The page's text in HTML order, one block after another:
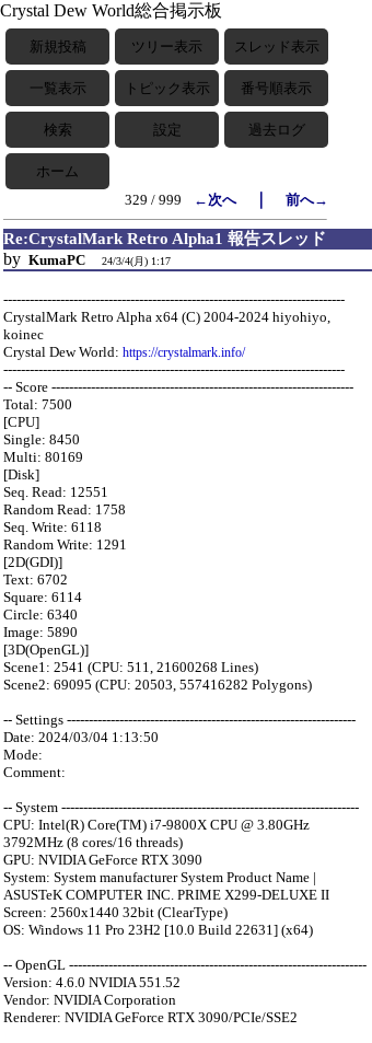
Crystal Dew World総合掲示板
新規投稿 ツリー表示 スレッド表示
一覧表示 トピック表示 番号順表示
検索 設定 過去ログ
ホーム
329 / 999
←次へ｜ 前へ→
Re:CrystalMark Retro Alpha1 報告スレッド
by KumaPC 24/3/4(月) 1:17
------------------------------------------------------------------------------
CrystalMark Retro Alpha x64 (C) 2004-2024 hiyohiyo,
koinec
Crystal Dew World: https://crystalmark.info/
------------------------------------------------------------------------------
-- Score ---------------------------------------------------------------------
Total: 7500
[CPU]
Single: 8450
Multi: 80169
[Disk]
Seq. Read: 12551
Random Read: 1758
Seq. Write: 6118
Random Write: 1291
[2D(GDI)]
Text: 6702
Square: 6114
Circle: 6340
Image: 5890
[3D(OpenGL)]
Scene1: 2541 (CPU: 511, 21600268 Lines)
Scene2: 69095 (CPU: 20503, 557416282 Polygons)
-- Settings ------------------------------------------------------------------
Date: 2024/03/04 1:13:50
Mode:
Comment:
-- System --------------------------------------------------------------------
CPU: Intel(R) Core(TM) i7-9800X CPU @ 3.80GHz
3792MHz (8 cores/16 threads)
GPU: NVIDIA GeForce RTX 3090
System: System manufacturer System Product Name |
ASUSTeK COMPUTER INC. PRIME X299-DELUXE II
Screen: 2560x1440 32bit (ClearType)
OS: Windows 11 Pro 23H2 [10.0 Build 22631] (x64)
-- OpenGL --------------------------------------------------------------------
Version: 4.6.0 NVIDIA 551.52
Vendor: NVIDIA Corporation
Renderer: NVIDIA GeForce RTX 3090/PCIe/SSE2